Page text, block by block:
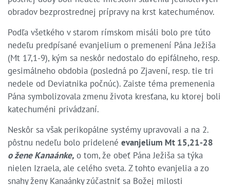
obradov bezprostrednej prípravy na krst katechuménov.
Podľa všetkého v starom rímskom misáli bolo pre túto
nedeľu predpísané evanjelium o premenení Pána Ježiša
(Mt 17,1-9), kým sa neskôr nedostalo do epifálneho, resp.
gesimálneho obdobia (posledná po Zjavení, resp. tie tri
nedele od Deviatnika počnúc). Zaiste téma premenenia
Pána symbolizovala zmenu života kresťana, ku ktorej boli
katechuméni privádzaní.
Neskôr sa však perikopálne systémy upravovali a na 2.
pôstnu nedeľu bolo pridelené evanjelium Mt 15,21-28
o žene Kanaánke, o tom, že obeť Pána Ježiša sa týka
nielen Izraela, ale celého sveta. Z tohto evanjelia a zo
snahy ženy Kanaánky zúčastniť sa Božej milosti